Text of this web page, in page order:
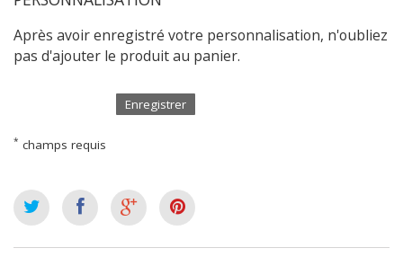
Après avoir enregistré votre personnalisation, n'oubliez
pas d'ajouter le produit au panier.
Enregistrer
* champs requis